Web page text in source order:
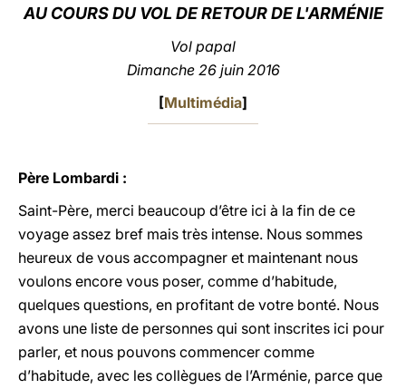
AU COURS DU VOL DE RETOUR DE L'ARMÉNIE
Vol papal
Dimanche 26 juin 2016
[Multimédia]
Père Lombardi :
Saint-Père, merci beaucoup d’être ici à la fin de ce
voyage assez bref mais très intense. Nous sommes
heureux de vous accompagner et maintenant nous
voulons encore vous poser, comme d’habitude,
quelques questions, en profitant de votre bonté. Nous
avons une liste de personnes qui sont inscrites ici pour
parler, et nous pouvons commencer comme
d’habitude, avec les collègues de l’Arménie, parce que